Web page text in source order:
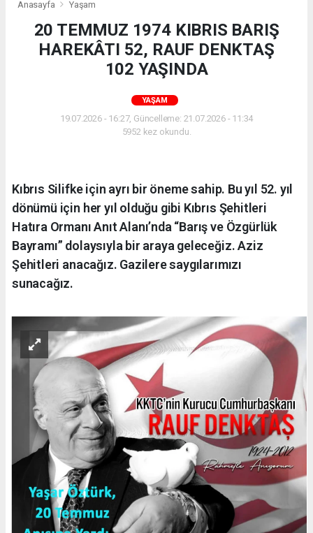
Anasayfa Yaşam
20 TEMMUZ 1974 KIBRIS BARIŞ
HAREKÂTI 52, RAUF DENKTAŞ
102 YAŞINDA
YAŞAM
19.07.2026 - 16:27, Güncelleme: 21.07.2026 - 11:34
5952 kez okundu.
Kıbrıs Silifke için ayrı bir öneme sahip. Bu yıl 52. yıl
dönümü için her yıl olduğu gibi Kıbrıs Şehitleri
Hatıra Ormanı Anıt Alanı’nda “Barış ve Özgürlük
Bayramı” dolaysıyla bir araya geleceğiz. Aziz
Şehitleri anacağız. Gazilere saygılarımızı
sunacağız.